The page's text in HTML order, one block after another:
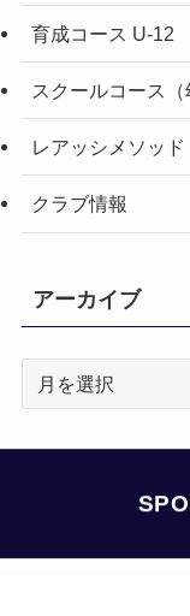
育成コース U-12
スクールコース（
レアッシメソッド
クラブ情報
アーカイブ